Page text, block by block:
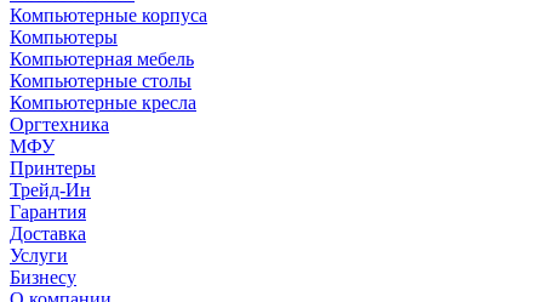
Компьютерные корпуса
Компьютеры
Компьютерная мебель
Компьютерные столы
Компьютерные кресла
Оргтехника
МФУ
Принтеры
Трейд-Ин
Гарантия
Доставка
Услуги
Бизнесу